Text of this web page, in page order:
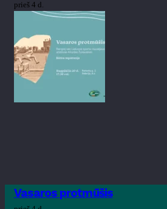
prieš 4 d.
Vasaros protmūšis